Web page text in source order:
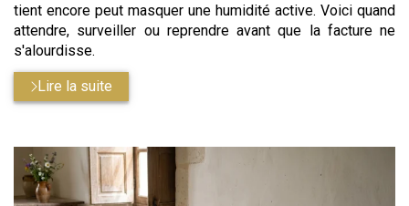
tient encore peut masquer une humidité active. Voici quand
attendre, surveiller ou reprendre avant que la facture ne
s'alourdisse.
Lire la suite